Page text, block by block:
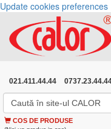
Update cookies preferences
021.411.44.44
COS DE PRODUSE